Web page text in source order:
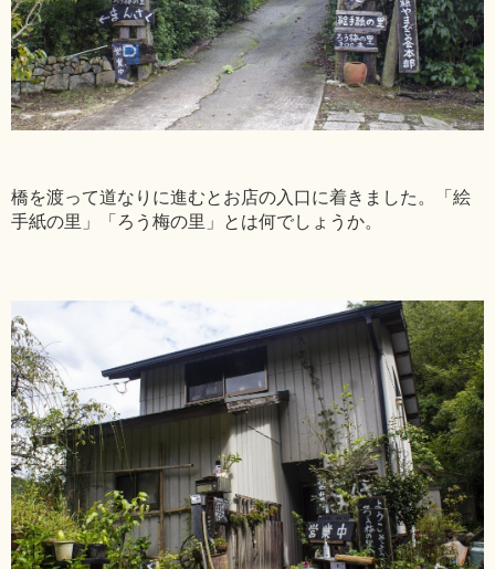
橋を渡って道なりに進むとお店の入口に着きました。「絵
手紙の里」「ろう梅の里」とは何でしょうか。